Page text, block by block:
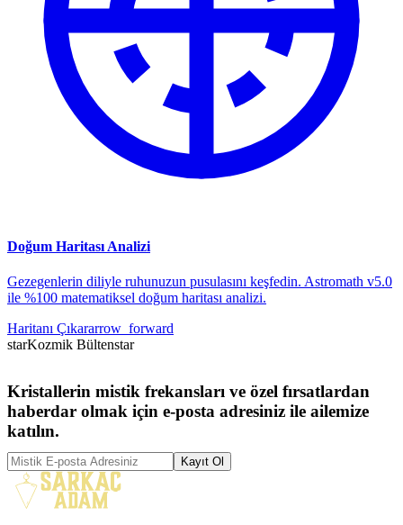
Doğum Haritası Analizi
Gezegenlerin diliyle ruhunuzun pusulasını keşfedin. Astromath v5.0
ile %100 matematiksel doğum haritası analizi.
Haritanı Çıkararrow_forward
starKozmik Bültenstar
Kristallerin mistik frekansları ve özel fırsatlardan
haberdar olmak için e-posta adresiniz ile ailemize
katılın.
Kayıt Ol